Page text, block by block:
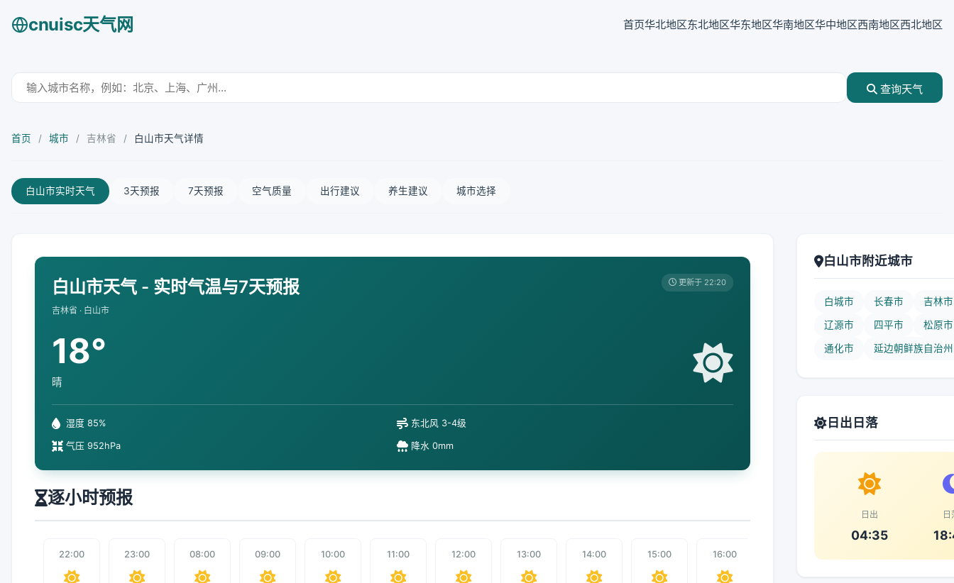
cnuisc天气网 首页华北地区东北地区华东地区华南地区华中地区西南地区西北地区
查询天气
首页 / 城市 / 吉林省 / 白山市天气详情
白山市实时天气 3天预报 7天预报 空气质量 出行建议 养生建议 城市选择
白山市天气 - 实时气温与7天预报
吉林省 · 白山市
更新于 22:20
18°
晴
湿度 85% 东北风 3-4级
气压 952hPa 降水 0mm
逐小时预报
22:00 23:00 08:00 09:00 10:00 11:00 12:00 13:00 14:00 15:00 16:00
白山市附近城市
白城市 长春市 吉林市
辽源市 四平市 松原市
通化市 延边朝鲜族自治州
日出日落
日出
04:35
日